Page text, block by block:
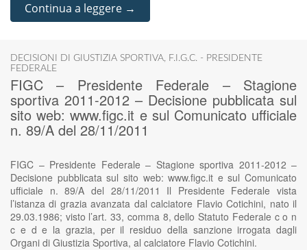
Continua a leggere →
DECISIONI DI GIUSTIZIA SPORTIVA, F.I.G.C. - PRESIDENTE
FEDERALE
FIGC – Presidente Federale – Stagione
sportiva 2011-2012 – Decisione pubblicata sul
sito web: www.figc.it e sul Comunicato ufficiale
n. 89/A del 28/11/2011
FIGC – Presidente Federale – Stagione sportiva 2011-2012 –
Decisione pubblicata sul sito web: www.figc.it e sul Comunicato
ufficiale n. 89/A del 28/11/2011 Il Presidente Federale vista
l’istanza di grazia avanzata dal calciatore Flavio Cotichini, nato il
29.03.1986; visto l’art. 33, comma 8, dello Statuto Federale c o n
c e d e la grazia, per il residuo della sanzione irrogata dagli
Organi di Giustizia Sportiva, al calciatore Flavio Cotichini.